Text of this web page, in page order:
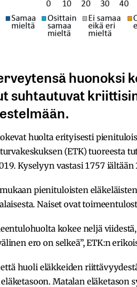
huonoksi
suhtautuvat
huolta erityisesti
(ETK) tuoreesta
Kyselyyn vastasi 1757
pienituloisten
Naiset ovat
kokee neljä
ero on selkeä”, ETK:n
huoli eläkkeiden
Matalan eläketason